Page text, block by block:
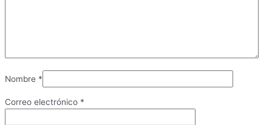
Nombre *
Correo electrónico *